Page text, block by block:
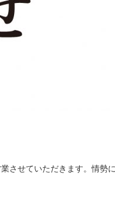
させていただきます。情勢